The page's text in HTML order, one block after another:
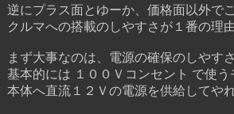
逆にプラス面とゆーか、価格面以外で
クルマへの搭載のしやすさが１番の理
まず大事なのは、電源の確保のしや
基本的には １００Ｖコンセント で使
本体へ直流１２Ｖの電源を供給してや